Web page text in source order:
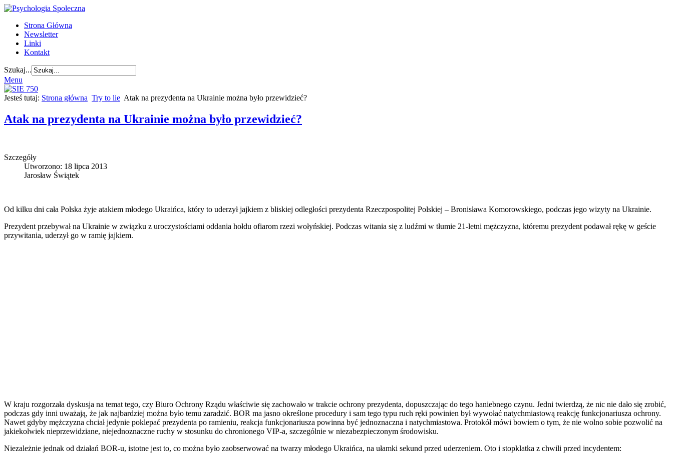
Strona Główna
Newsletter
Linki
Kontakt
Szukaj...
Menu
Jesteś tutaj: Strona główna Try to lie Atak na prezydenta na Ukrainie można było przewidzieć?
Atak na prezydenta na Ukrainie można było przewidzieć?
Szczegóły
Utworzono: 18 lipca 2013
Jarosław Świątek
Od kilku dni cała Polska żyje atakiem młodego Ukraińca, który to uderzył jajkiem z bliskiej odległości prezydenta Rzeczpospolitej Polskiej – Bronisława Komorowskiego, podczas jego wizyty na Ukrainie.
Prezydent przebywał na Ukrainie w związku z uroczystościami oddania hołdu ofiarom rzezi wołyńskiej. Podczas witania się z ludźmi w tłumie 21-letni mężczyzna, któremu prezydent podawał rękę w geście
przywitania, uderzył go w ramię jajkiem.
W kraju rozgorzała dyskusja na temat tego, czy Biuro Ochrony Rządu właściwie się zachowało w trakcie ochrony prezydenta, dopuszczając do tego haniebnego czynu. Jedni twierdzą, że nic nie dało się zrobić,
podczas gdy inni uważają, że jak najbardziej można było temu zaradzić. BOR ma jasno określone procedury i sam tego typu ruch ręki powinien był wywołać natychmiastową reakcję funkcjonariusza ochrony.
Nawet gdyby mężczyzna chciał jedynie poklepać prezydenta po ramieniu, reakcja funkcjonariusza powinna być jednoznaczna i natychmiastowa. Protokół mówi bowiem o tym, że nie wolno sobie pozwolić na
jakiekolwiek nieprzewidziane, niejednoznaczne ruchy w stosunku do chronionego VIP-a, szczególnie w niezabezpieczonym środowisku.
Niezależnie jednak od działań BOR-u, istotne jest to, co można było zaobserwować na twarzy młodego Ukraińca, na ułamki sekund przed uderzeniem. Oto i stopklatka z chwili przed incydentem: